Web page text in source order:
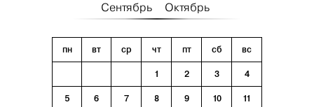
Сентябрь Октябрь
пн вт ср чт пт сб вс
1 2 3 4
5 6 7 8 9 10 11